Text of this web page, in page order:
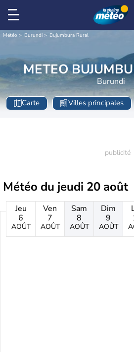
Météo Burundi Bujumbura Rural
METEO
Burundi
Carte Villes principales
Météo du jeudi 20 août
Jeu
6
AOÛT
Ven
7
AOÛT
Sam
8
AOÛT
Dim
9
AOÛT